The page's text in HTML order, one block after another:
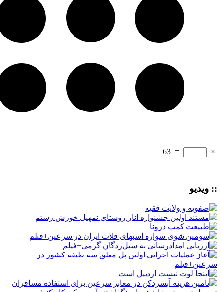
×
=
63
:: ویدیو